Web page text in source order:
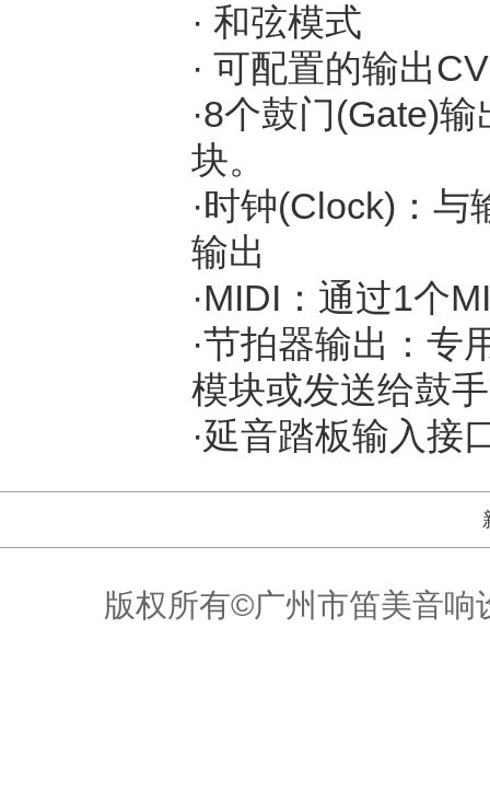
· 和弦模式
· 可配置的输出
·8个鼓门(Gate)
块。
·时钟(Clock)：
输出
·MIDI：通过1个
·节拍器输出：专
模块或发送给鼓
·延音踏板输入接
版权所有©广州市笛美音